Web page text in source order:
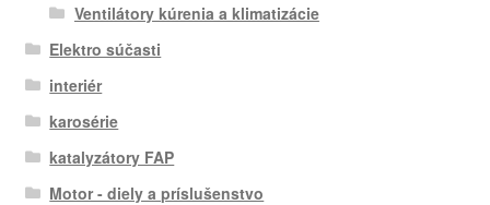
Ventilátory kúrenia a klimatizácie
Elektro súčasti
interiér
karosérie
katalyzátory FAP
Motor - diely a príslušenstvo